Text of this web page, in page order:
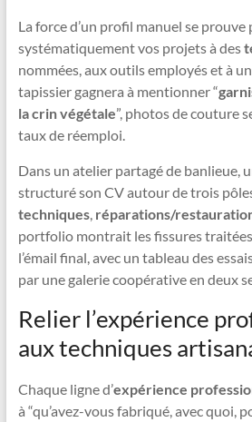
La force d’un profil manuel se prouve
systématiquement vos projets à des
nommées, aux outils employés et à
tapissier gagnera à mentionner “
la crin végétale”, photos de couture
taux de réemploi.
Dans un atelier partagé de banlieue,
structuré son CV autour de trois
techniques, réparations/
portfolio montrait les fissures
l’émail final, avec un tableau des
par une galerie coopérative en deux
Relier l’expérience
aux techniques
Chaque ligne d’expérience
à “qu’avez-vous fabriqué, avec quoi,